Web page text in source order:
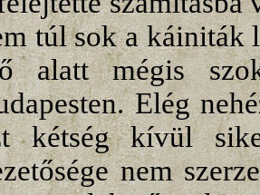
túl sok a káiniták
alatt mégis
Elég
kétség kívül
nem